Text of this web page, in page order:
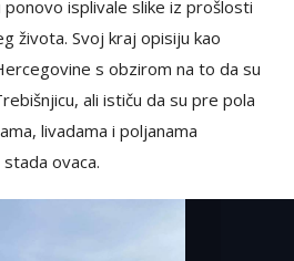
ponovo isplivale slike iz prošlosti
života. Svoj kraj opisiju kao
s obzirom na to da su
ali ističu da su pre pola
livadama i poljanama
ovaca.